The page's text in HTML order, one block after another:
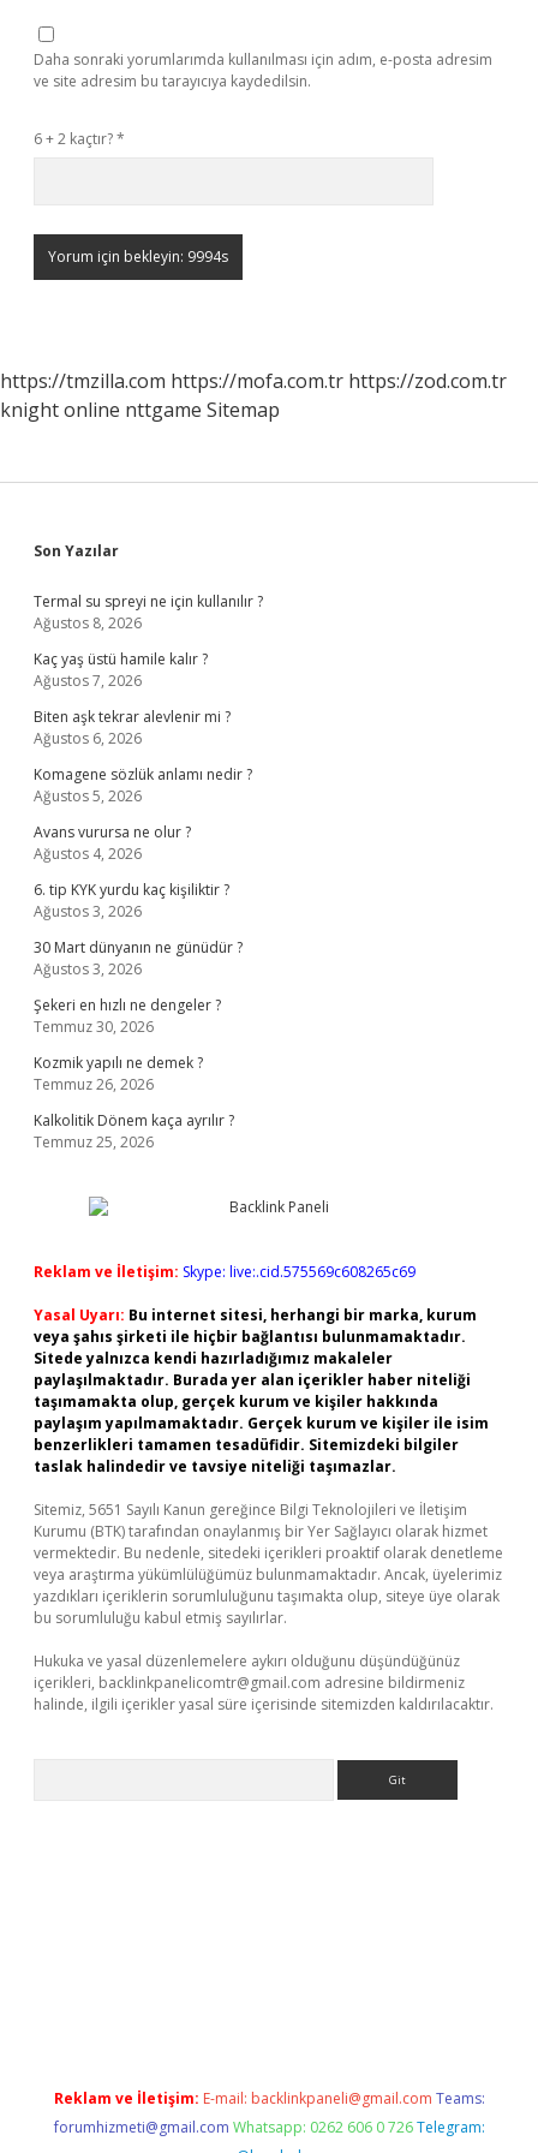
Daha sonraki yorumlarımda kullanılması için adım, e-posta adresim
ve site adresim bu tarayıcıya kaydedilsin.
6 + 2 kaçtır?*
https://tmzilla.com https://mofa.com.tr https://zod.com.tr
knight online nttgame Sitemap
Sidebar
Son Yazılar
Termal su spreyi ne için kullanılır ?
Ağustos 8, 2026
Kaç yaş üstü hamile kalır ?
Ağustos 7, 2026
Biten aşk tekrar alevlenir mi ?
Ağustos 6, 2026
Komagene sözlük anlamı nedir ?
Ağustos 5, 2026
Avans vurursa ne olur ?
Ağustos 4, 2026
6. tip KYK yurdu kaç kişiliktir ?
Ağustos 3, 2026
30 Mart dünyanın ne günüdür ?
Ağustos 3, 2026
Şekeri en hızlı ne dengeler ?
Temmuz 30, 2026
Kozmik yapılı ne demek ?
Temmuz 26, 2026
Kalkolitik Dönem kaça ayrılır ?
Temmuz 25, 2026
Reklam ve İletişim: Skype: live:.cid.575569c608265c69
Yasal Uyarı: Bu internet sitesi, herhangi bir marka, kurum
veya şahıs şirketi ile hiçbir bağlantısı bulunmamaktadır.
Sitede yalnızca kendi hazırladığımız makaleler
paylaşılmaktadır. Burada yer alan içerikler haber niteliği
taşımamakta olup, gerçek kurum ve kişiler hakkında
paylaşım yapılmamaktadır. Gerçek kurum ve kişiler ile isim
benzerlikleri tamamen tesadüfidir. Sitemizdeki bilgiler
taslak halindedir ve tavsiye niteliği taşımazlar.
Sitemiz, 5651 Sayılı Kanun gereğince Bilgi Teknolojileri ve İletişim
Kurumu (BTK) tarafından onaylanmış bir Yer Sağlayıcı olarak hizmet
vermektedir. Bu nedenle, sitedeki içerikleri proaktif olarak denetleme
veya araştırma yükümlülüğümüz bulunmamaktadır. Ancak, üyelerimiz
yazdıkları içeriklerin sorumluluğunu taşımakta olup, siteye üye olarak
bu sorumluluğu kabul etmiş sayılırlar.
Hukuka ve yasal düzenlemelere aykırı olduğunu düşündüğünüz
içerikleri, backlinkpanelicomtr@gmail.com adresine bildirmeniz
halinde, ilgili içerikler yasal süre içerisinde sitemizden kaldırılacaktır.
Reklam ve İletişim: E-mail: backlinkpaneli@gmail.com Teams:
forumhizmeti@gmail.com Whatsapp: 0262 606 0 726 Telegram: